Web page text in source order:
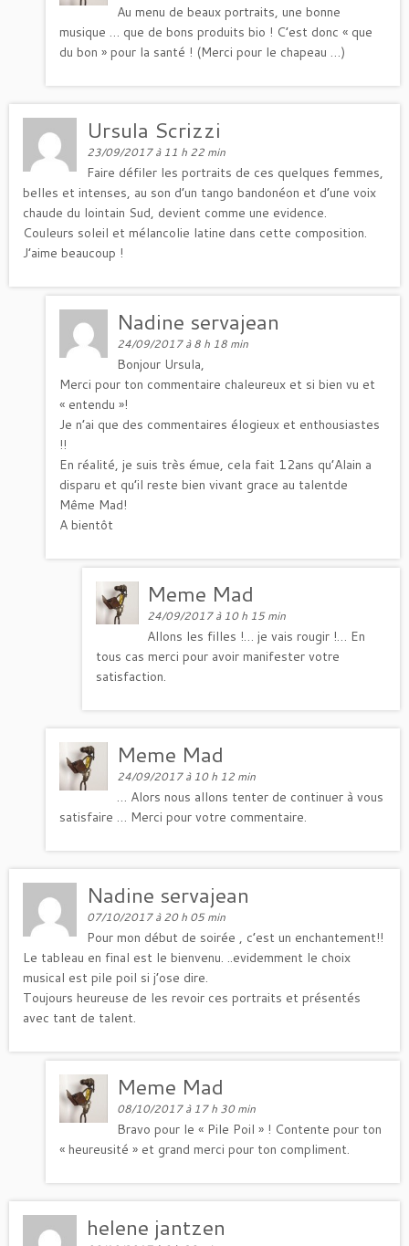
Au menu de beaux portraits, une bonne
musique … que de bons produits bio ! C’est donc « que
du bon » pour la santé ! (Merci pour le chapeau …)
Ursula Scrizzi
23/09/2017 à 11 h 22 min
Faire défiler les portraits de ces quelques femmes,
belles et intenses, au son d’un tango bandonéon et d’une voix
chaude du lointain Sud, devient comme une evidence.
Couleurs soleil et mélancolie latine dans cette composition.
J’aime beaucoup !
Nadine servajean
24/09/2017 à 8 h 18 min
Bonjour Ursula,
Merci pour ton commentaire chaleureux et si bien vu et
« entendu »!
Je n’ai que des commentaires élogieux et enthousiastes
!!
En réalité, je suis très émue, cela fait 12ans qu’Alain a
disparu et qu’il reste bien vivant grace au talentde
Même Mad!
A bientôt
Meme Mad
24/09/2017 à 10 h 15 min
Allons les filles !… je vais rougir !… En
tous cas merci pour avoir manifester votre
satisfaction.
Meme Mad
24/09/2017 à 10 h 12 min
… Alors nous allons tenter de continuer à vous
satisfaire … Merci pour votre commentaire.
Nadine servajean
07/10/2017 à 20 h 05 min
Pour mon début de soirée , c’est un enchantement!!
Le tableau en final est le bienvenu. ..evidemment le choix
musical est pile poil si j’ose dire.
Toujours heureuse de les revoir ces portraits et présentés
avec tant de talent.
Meme Mad
08/10/2017 à 17 h 30 min
Bravo pour le « Pile Poil » ! Contente pour ton
« heureusité » et grand merci pour ton compliment.
helene jantzen